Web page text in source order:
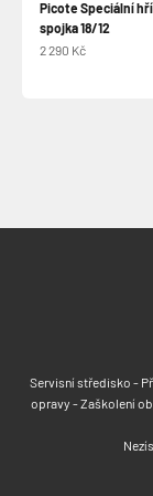
Picote Speciální
spojka 18/12
Prodejní cena
2 290 Kč
Servisní středisko -
opravy - Zaškolení